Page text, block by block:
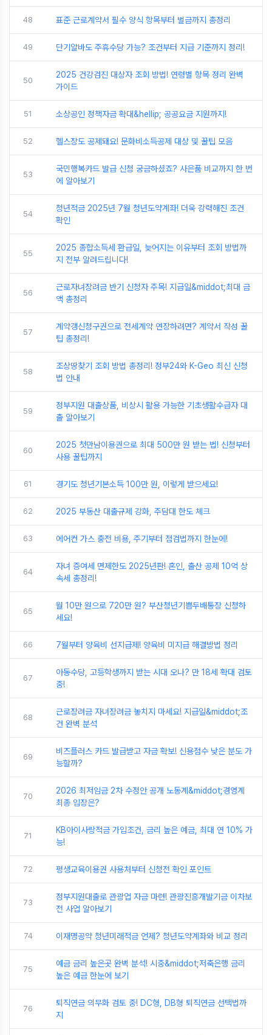
48 표준 근로계약서 필수 양식 항목부터 벌금까지 총정리
49 단기알바도 주휴수당 가능? 조건부터 지급 기준까지 정리!
50
2025 건강검진 대상자 조회 방법! 연령별 항목 정리 완벽
가이드
51 소상공인 정책자금 확대&hellip; 공공요금 지원까지!
52 헬스장도 공제돼요! 문화비소득공제 대상 및 꿀팁 모음
53
국민행복카드 발급 신청 궁금하셨죠? 사은품 비교까지 한 번
에 알아보기
54
청년적금 2025년 7월 청년도약계좌! 더욱 강력해진 조건
확인
55
2025 종합소득세 환급일, 늦어지는 이유부터 조회 방법까
지 전부 알려드립니다!
56
근로자녀장려금 반기 신청자 주목! 지급일&middot;최대 금
액 총정리
57
계약갱신청구권으로 전세계약 연장하려면? 계약서 작성 꿀
팁 총정리!
58
조상땅찾기 조회 방법 총정리! 정부24와 K-Geo 최신 신청
법 안내
59
정부지원 대출상품, 비상시 활용 가능한 기초생활수급자 대
출 알아보기
60
2025 첫만남이용권으로 최대 500만 원 받는 법! 신청부터
사용 꿀팁까지
61 경기도 청년기본소득 100만 원, 이렇게 받으세요!
62 2025 부동산 대출규제 강화, 주담대 한도 체크
63 에어컨 가스 충전 비용, 주기부터 점검법까지 한눈에!
64
자녀 증여세 면제한도 2025년판! 혼인, 출산 공제 10억 상
속세 총정리!
65
월 10만 원으로 720만 원? 부산청년기쁨두배통장 신청하
세요!
66 7월부터 양육비 선지급제! 양육비 미지급 해결방법 정리
67
아동수당, 고등학생까지 받는 시대 오나? 만 18세 확대 검토
중!
68
근로장려금 자녀장려금 놓치지 마세요! 지급일&middot;조
건 완벽 분석
69
비즈플러스 카드 발급받고 자금 확보! 신용점수 낮은 분도 가
능할까?
70
2026 최저임금 2차 수정안 공개 노동계&middot;경영계
최종 입장은?
71
KB아이사랑적금 가입조건, 금리 높은 예금, 최대 연 10% 가
능!
72 평생교육이용권 사용처부터 신청전 확인 포인트
73
정부지원대출로 관광업 자금 마련! 관광진흥개발기금 이차보
전 사업 알아보기
74 이재명공약 청년미래적금 언제? 청년도약계좌와 비교 정리
75
예금 금리 높은곳 완벽 분석! 시중&middot;저축은행 금리
높은 예금 한눈에 보기
76
퇴직연금 의무화 검토 중! DC형, DB형 퇴직연금 선택법까
지